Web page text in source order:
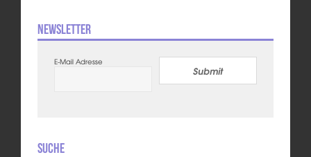
Newsletter
E-Mail Adresse
Submit
Suche